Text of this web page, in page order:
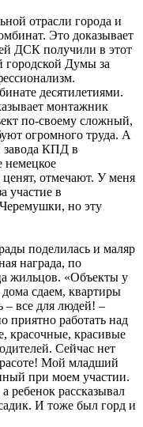
отрасли города и
Это доказывает
ДСК получили в этот
городской Думы за
десятилетиями.
монтажник
по-своему сложный,
огромного труда. А
завода КПД в
немецкое
отмечают. У меня
участие в
но эту
поделилась и маляр
награда, по
жильцов. «Объекты у
сдаем, квартиры
– все для людей! –
приятно работать над
красочные, красивые
Сейчас нет
Мой младший
при моем участии.
ребенок рассказывал
И тоже был горд и